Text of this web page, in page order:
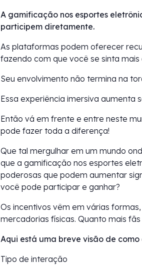
A gamificação nos esportes
participem diretamente.
As plataformas podem oferecer
fazendo com que você se sinta
Seu envolvimento não termina na
Essa experiência imersiva aumenta
Então vá em frente e entre neste
pode fazer toda a diferença!
Que tal mergulhar em um mundo
que a gamificação nos esportes
poderosas que podem aumentar
você pode participar e ganhar?
Os incentivos vêm em várias
mercadorias físicas. Quanto mais
Aqui está uma breve visão de
Tipo de interação